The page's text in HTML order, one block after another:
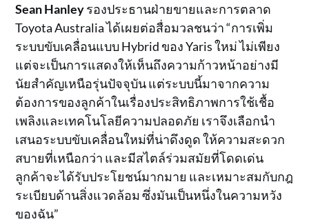
Sean Hanleyรองประธานฝ่ายขายและการตลาด
Toyota Australia ได้เผยต่อสื่อมวลชนว่า “การเพิ่ม
ระบบขับเคลื่อนแบบ Hybrid ของ Yaris ใหม่ ไม่เพียง
แต่จะเป็นการแสดงให้เห็นถึงความก้าวหน้าอย่างมี
นัยสำคัญเหนือรุ่นปัจจุบัน แต่ระบบนี้มาจากความ
ต้องการของลูกค้าในเรื่องประสิทธิภาพการใช้เชื้อ
เพลิงและเทคโนโลยีความปลอดภัย เราจึงเลือกนำ
เสนอระบบขับเคลื่อนใหม่ที่น่าดึงดูด ให้ความสะดวก
สบายที่เหนือกว่า และมีสไตล์ร่วมสมัยที่โดดเด่น
ลูกค้าจะได้รับประโยชน์มากมาย และเหมาะสมกับกฎ
ระเบียบด้านสิ่งแวดล้อม ซึ่งมันเป็นหนึ่งในความหวัง
ของฉัน”